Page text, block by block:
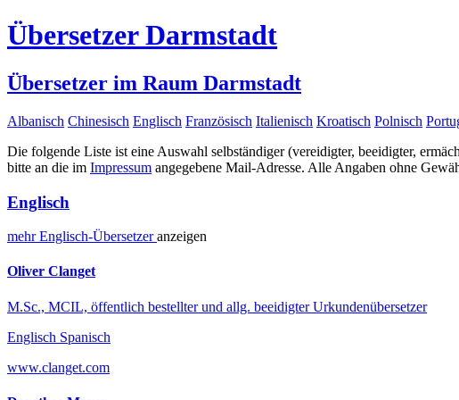
Übersetzer Darmstadt
Übersetzer im Raum Darmstadt
Albanisch Chinesisch Englisch Französisch Italienisch Kroatisch Polnisch
Die folgende Liste ist eine Auswahl selbständiger (vereidigter, beeidigter,
bitte an die im Impressum angegebene Mail-Adresse. Alle Angaben ohne
Englisch
mehrEnglisch-Übersetzeranzeigen
Oliver Clanget
M.Sc., MCIL, öffentlich bestellter und allg. beeidigter Urkundenübersetzer
Englisch Spanisch
www.clanget.com